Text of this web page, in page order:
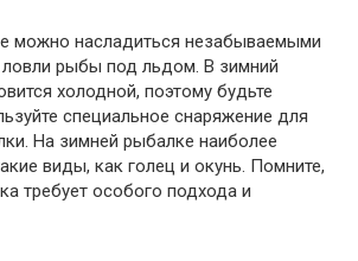
можно насладиться незабываемыми
ловли рыбы под льдом. В зимний
холодной, поэтому будьте
специальное снаряжение для
На зимней рыбалке наиболее
виды, как голец и окунь. Помните,
требует особого подхода и